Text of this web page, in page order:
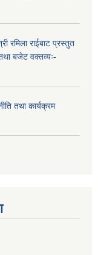
रमिला राईबाट प्रस्तुत
बजेट वक्तव्यः-
तथा कार्यक्रम